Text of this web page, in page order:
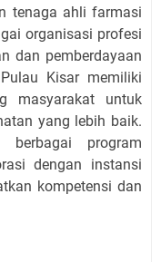
tenaga ahli farmasi
organisasi profesi
dan pemberdayaan
Kisar memiliki
masyarakat untuk
yang lebih baik.
program
dengan instansi
kompetensi dan